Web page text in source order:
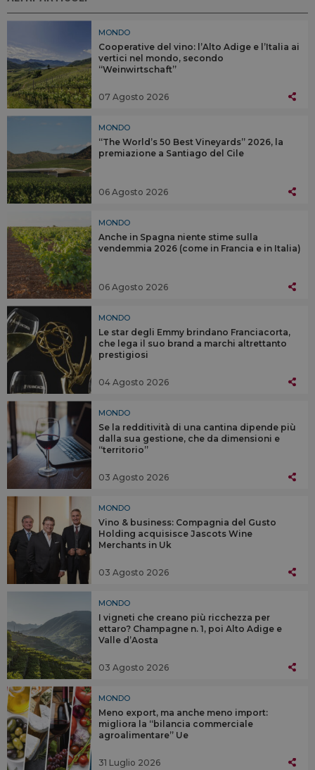
MONDO
Cooperative del vino: l’Alto Adige e l’Italia ai
vertici nel mondo, secondo
“Weinwirtschaft”
07 Agosto 2026
MONDO
“The World’s 50 Best Vineyards” 2026, la
premiazione a Santiago del Cile
06 Agosto 2026
MONDO
Anche in Spagna niente stime sulla
vendemmia 2026 (come in Francia e in Italia)
06 Agosto 2026
MONDO
Le star degli Emmy brindano Franciacorta,
che lega il suo brand a marchi altrettanto
prestigiosi
04 Agosto 2026
MONDO
Se la redditività di una cantina dipende più
dalla sua gestione, che da dimensioni e
“territorio”
03 Agosto 2026
MONDO
Vino & business: Compagnia del Gusto
Holding acquisisce Jascots Wine
Merchants in Uk
03 Agosto 2026
MONDO
I vigneti che creano più ricchezza per
ettaro? Champagne n. 1, poi Alto Adige e
Valle d’Aosta
03 Agosto 2026
MONDO
Meno export, ma anche meno import:
migliora la “bilancia commerciale
agroalimentare” Ue
31 Luglio 2026